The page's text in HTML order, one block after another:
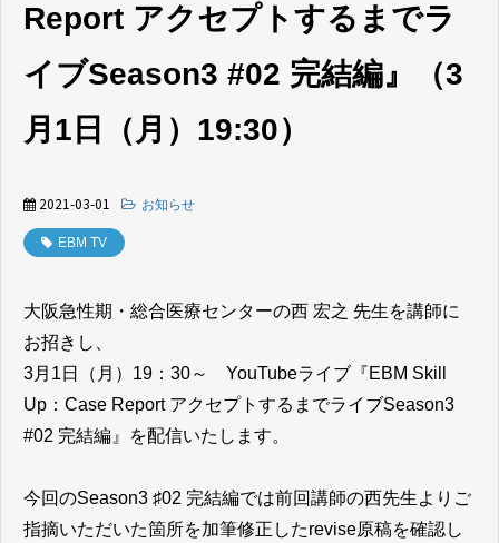
お知らせ
イベント
資料ダウンロード
Report アクセプトするまでラ
イブSeason3 #02 完結編』（3
月1日（月）19:30）
2021-03-01 お知らせ
EBM TV
大阪急性期・総合医療センターの西 宏之 先生を講師に
お招きし、
3月1日（月）19：30～ YouTubeライブ『EBM Skill
Up：Case Report アクセプトするまでライブSeason3
#02 完結編』を配信いたします。
今回のSeason3 ♯02 完結編では前回講師の西先生よりご
指摘いただいた箇所を加筆修正したrevise原稿を確認し